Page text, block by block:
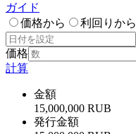
ガイド
価格から
利回りから
価格
計算
金額
15,000,000 RUB
発行金額